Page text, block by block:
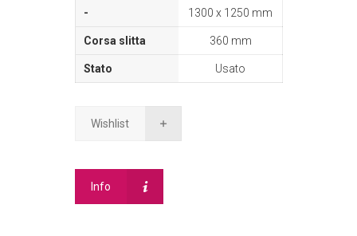
1300 x 1250 mm
360 mm
Usato
Wishlist
Info